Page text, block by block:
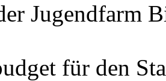
Jugendfarm
für den